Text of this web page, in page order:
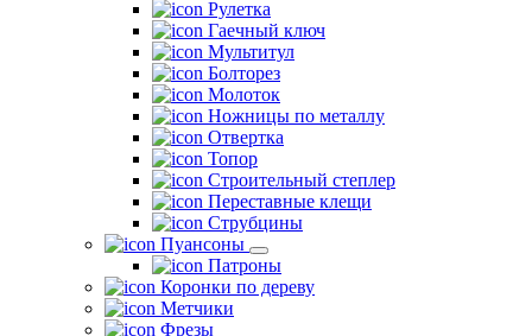
Рулетка
Гаечный ключ
Мультитул
Болторез
Молоток
Ножницы по металлу
Отвертка
Топор
Строительный степлер
Переставные клещи
Струбцины
Пуансоны
Патроны
Коронки по дереву
Метчики
Фрезы